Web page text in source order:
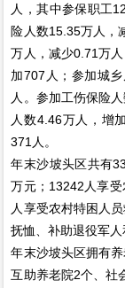
人，其中参保职工
险人数15.35万人，
万人，减少0.71万
加707人；参加城
人。参加工伤保险
人数4.46万人，增
371人。
年末沙坡头区共有
万元；13242人享
人享受农村特困人
抚恤、补助退役军人
年末沙坡头区拥有
互助养老院2个、社